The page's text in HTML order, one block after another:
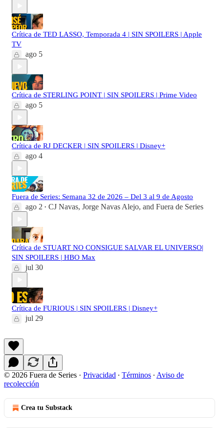
Crítica de TED LASSO, Temporada 4 | SIN SPOILERS | Apple
TV
ago 5
Crítica de STERLING POINT | SIN SPOILERS | Prime Video
ago 5
Crítica de RJ DECKER | SIN SPOILERS | Disney+
ago 4
Fuera de Series: Semana 32 de 2026 – Del 3 al 9 de Agosto
ago 2 • CJ Navas, Jorge Navas Alejo, and Fuera de Series
Crítica de STUART NO CONSIGUE SALVAR EL UNIVERSO|
SIN SPOILERS | HBO Max
jul 30
Crítica de FURIOUS | SIN SPOILERS | Disney+
jul 29
© 2026 Fuera de Series · Privacidad ∙ Términos ∙ Aviso de
recolección
Crea tu Substack